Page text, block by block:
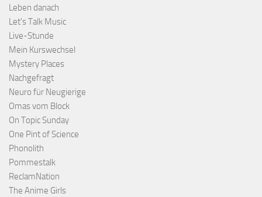
Leben danach
Let's Talk Music
Live-Stunde
Mein Kurswechsel
Mystery Places
Nachgefragt
Neuro für Neugierige
Omas vom Block
On Topic Sunday
One Pint of Science
Phonolith
Pommestalk
ReclamNation
The Anime Girls